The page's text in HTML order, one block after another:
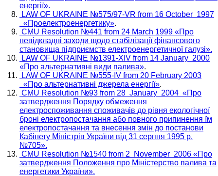
енергії».
LAW OF UKRAINE №575/97-VR from 16 October 1997
«Проелектроенергетику».
CMU Resolution №441 from 24 March 1999 «Про
невідкладні заходи щодо стабілізації фінансового
становища підприємств електроенергетичної галузі».
LAW OF UKRAINE №1391-XIV from 14 January 2000
«Про альтернативні види палива».
LAW OF UKRAINE №555-IV from 20 February 2003
«Про альтернативні джерела енергії».
CMU Resolution №93 from 28 January 2004 «Про
затвердження Порядку обмеження
електроспоживання споживачів до рівня екологічної
броні електропостачання або повного припинення їм
електропостачання та внесення змін до постанови
Кабінету Міністрів України від 31 серпня 1995 р.
№705».
CMU Resolution №1540 from 2 November 2006 «Про
затвердження Положення про Міністерство палива та
енергетики України».